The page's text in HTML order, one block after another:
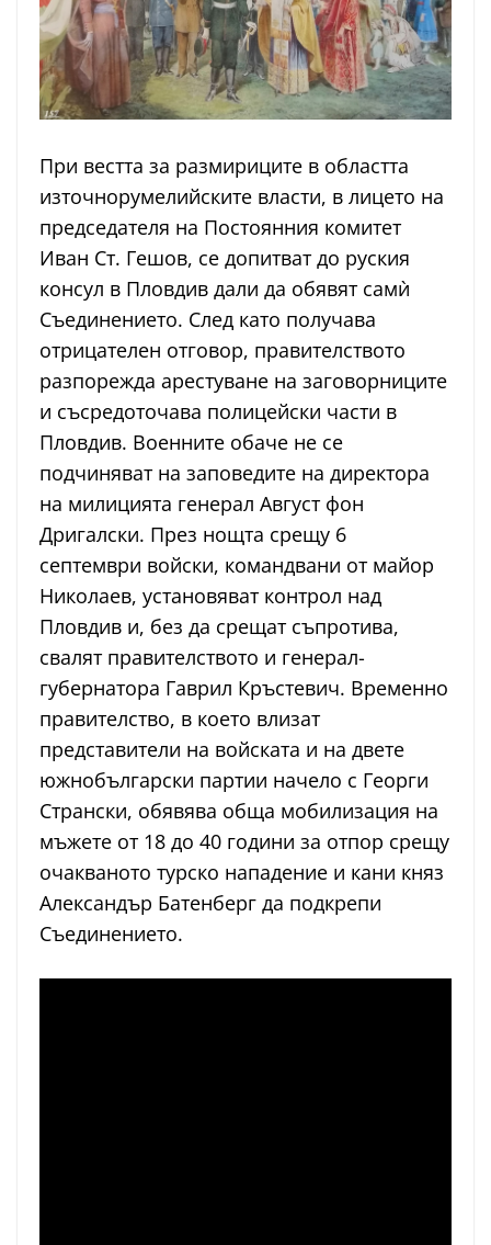
При вестта за размириците в областта
източнорумелийските власти, в лицето на
председателя на Постоянния комитет
Иван Ст. Гешов, се допитват до руския
консул в Пловдив дали да обявят самѝ
Съединението. След като получава
отрицателен отговор, правителството
разпорежда арестуване на заговорниците
и съсредоточава полицейски части в
Пловдив. Военните обаче не се
подчиняват на заповедите на директора
на милицията генерал Август фон
Дригалски. През нощта срещу 6
септември войски, командвани от майор
Николаев, установяват контрол над
Пловдив и, без да срещат съпротива,
свалят правителството и генерал-
губернатора Гаврил Кръстевич. Временно
правителство, в което влизат
представители на войската и на двете
южнобългарски партии начело с Георги
Странски, обявява обща мобилизация на
мъжете от 18 до 40 години за отпор срещу
очакваното турско нападение и кани княз
Александър Батенберг да подкрепи
Съединението.